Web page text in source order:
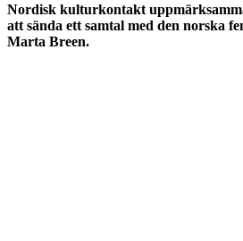
Nordisk kulturkontakt
att sända ett samtal med den norska
Marta Breen.